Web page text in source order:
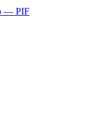
— PIF